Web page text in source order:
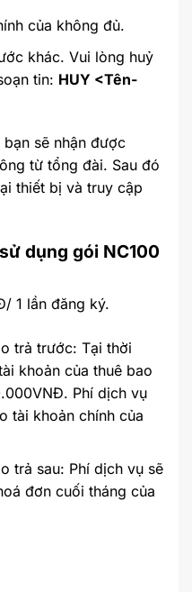
của không đủ.
khác. Vui lòng huỷ
tin: HUY <Tên-
sẽ nhận được
từ tổng đài. Sau đó
thiết bị và truy cập
dụng gói NC100
1 lần đăng ký.
trả trước: Tại thời
khoản của thuê bao
Phí dịch vụ
tài khoản chính của
trả sau: Phí dịch vụ sẽ
đơn cuối tháng của